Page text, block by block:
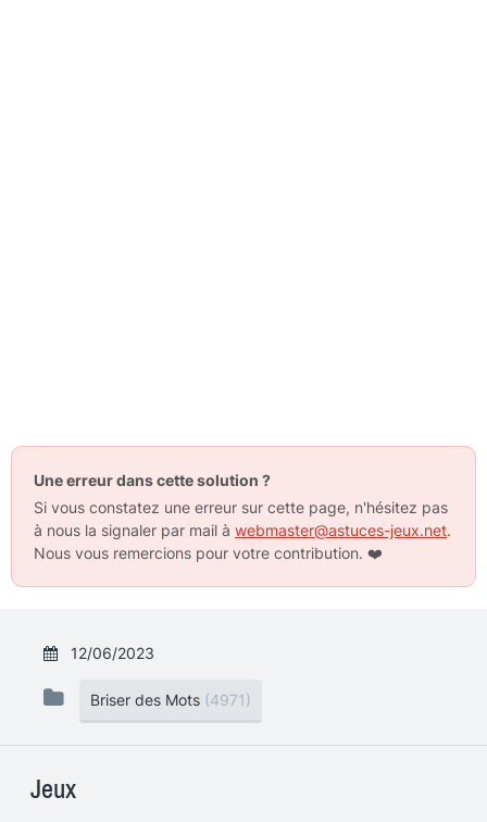
Une erreur dans cette solution ?
Si vous constatez une erreur sur cette page, n'hésitez pas
à nous la signaler par mail à webmaster@astuces-jeux.net.
Nous vous remercions pour votre contribution. ❤️
12/06/2023
Briser des Mots (4971)
Jeux